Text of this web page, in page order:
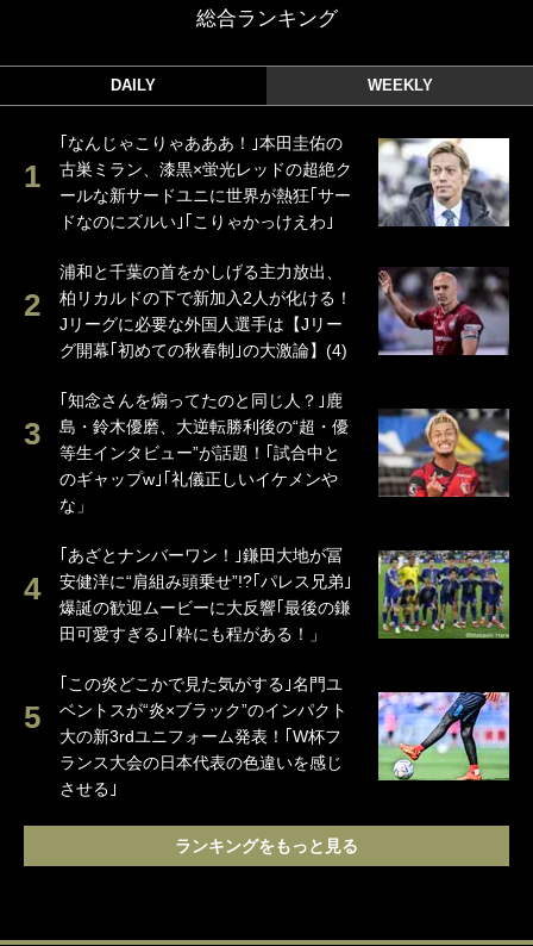
総合ランキング
DAILY WEEKLY
｢なんじゃこりゃあああ！｣本田圭佑の
古巣ミラン、漆黒×蛍光レッドの超絶ク
ールな新サードユニに世界が熱狂｢サー
ドなのにズルい｣｢こりゃかっけえわ｣
浦和と千葉の首をかしげる主力放出、
柏リカルドの下で新加入2人が化ける！
Jリーグに必要な外国人選手は【Jリー
グ開幕｢初めての秋春制｣の大激論】(4)
｢知念さんを煽ってたのと同じ人？｣鹿
島・鈴木優磨、大逆転勝利後の“超・優
等生インタビュー”が話題！｢試合中と
のギャップw｣｢礼儀正しいイケメンや
な」
｢あざとナンバーワン！｣鎌田大地が冨
安健洋に“肩組み頭乗せ”!?｢パレス兄弟｣
爆誕の歓迎ムービーに大反響｢最後の鎌
田可愛すぎる｣｢粋にも程がある！」
｢この炎どこかで見た気がする｣名門ユ
ベントスが“炎×ブラック”のインパクト
大の新3rdユニフォーム発表！｢W杯フ
ランス大会の日本代表の色違いを感じ
させる｣
ランキングをもっと見る